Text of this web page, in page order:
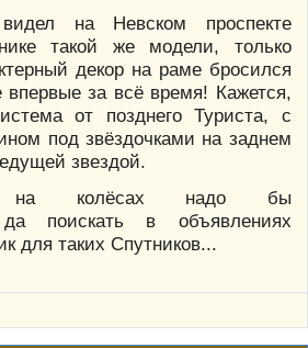
на Невском проспекте
такой же модели, только
декор на раме бросился
впервые за всё время! Кажется,
от позднего Туриста, с
под звёздочками на заднем
звездой.
на колёсах надо бы
да поискать в объявлениях
для таких Спутников...